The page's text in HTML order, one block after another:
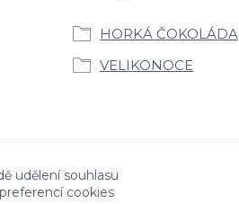
HORKÁ ČOKOLÁDA
VELIKONOCE
udělení souhlasu
cookies